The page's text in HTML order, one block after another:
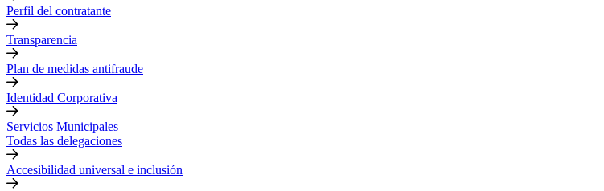
Perfil del contratante
Transparencia
Plan de medidas antifraude
Identidad Corporativa
Servicios Municipales
Todas las delegaciones
Accesibilidad universal e inclusión